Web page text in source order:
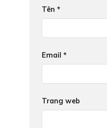
Tên *
Email *
Trang web